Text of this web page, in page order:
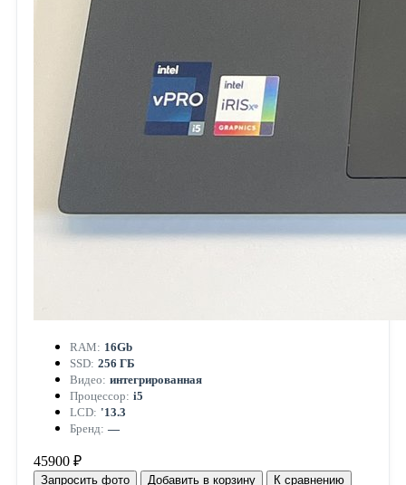
RAM: 16Gb
SSD: 256 ГБ
Видео: интегрированная
Процессор: i5
LCD: '13.3
Бренд: —
45900 ₽
Запросить фото Добавить в корзину К сравнению